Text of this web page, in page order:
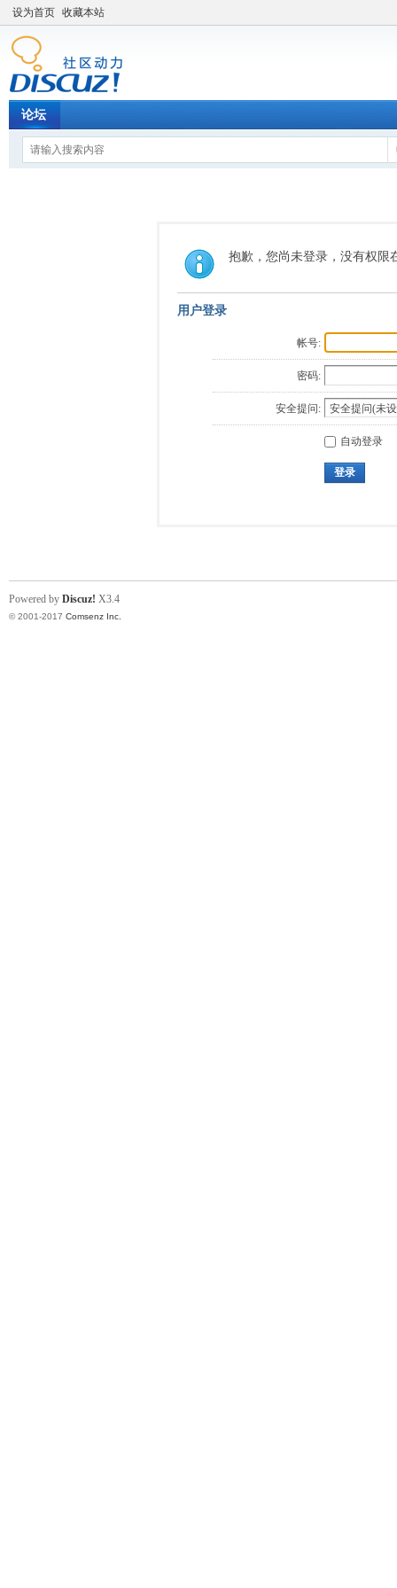
设为首页 收藏本站
论坛
抱歉，您尚未登录，没有权限
用户登录
帐号:
密码:
安全提问:
自动登录
登录
Powered by Discuz! X3.4
© 2001-2017 Comsenz Inc.